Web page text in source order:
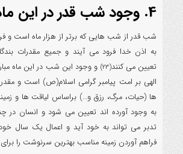
4. وجود شب قدر در این ماه
شب قدر از شب هایی که برتر از هزار ماه است و
به اذن خدا فرود می آیند و جمیع مقدرات
تعیین می کنند(23)
و وجود این شب در این ماه
الهی بر امت پیامبر گرامی اسلام(ص) است و
ها (حیات، مرگ، رزق و…) براساس لیاقت ها و
به وجود آورده اند تعیین می شود و انسان در
تدبر می تواند به خود آید و اعمال یک سال خود
فراهم آوردن زمینه مناسب بهترین سرنوشت را